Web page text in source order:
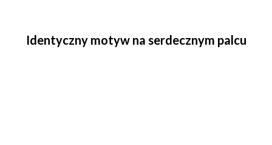
Identyczny motyw na serdecznym palcu